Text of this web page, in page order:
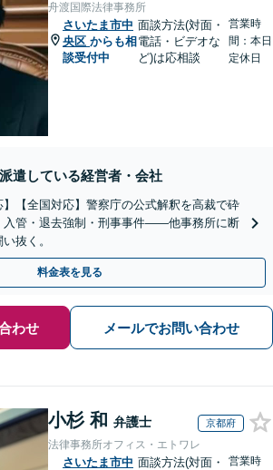
舟渡国際法律事務所
さいたま市中
央区 からも相
談受付中
面談方法(対面・
電話・ビデオな
ど)は応相談
営業時
間：本日
定休日
遣している経営者・会社
】【全国対応】警察庁の公式解釈を高裁で砕
入管・退去強制・刑事事件——他事務所に断
抜く。
料金表を見る
わせ メールでお問い合わせ
小杉 和 弁護士 京都府
法律事務所オフィス・エトワレ
さいたま市中 面談方法(対面・
営業時